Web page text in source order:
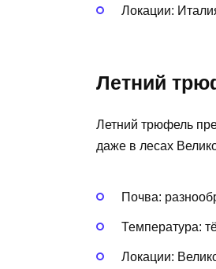
Локации:
Летний
Летний трюфель
даже в лесах
Почва:
Температура:
Локации: